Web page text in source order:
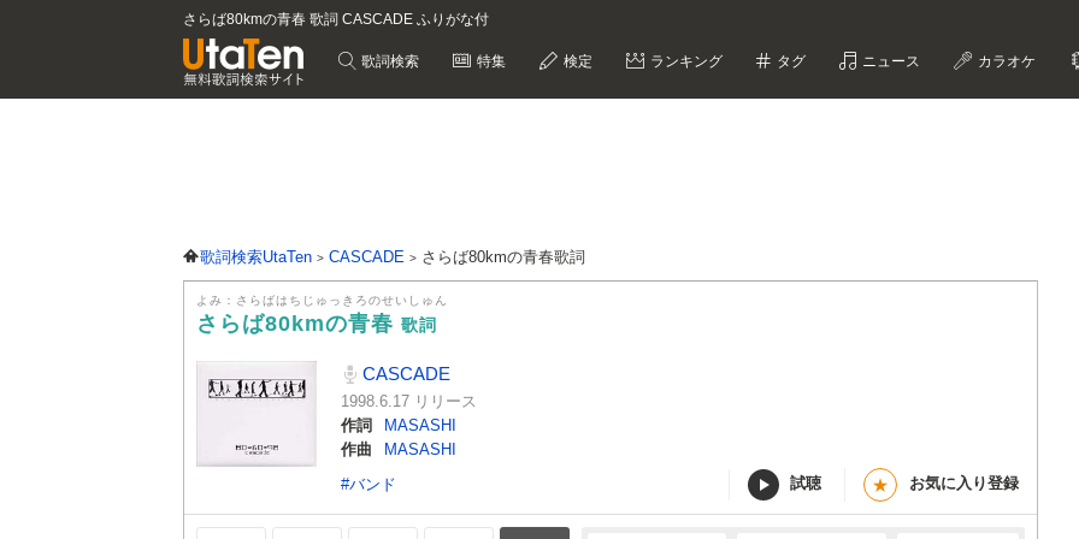
さらば80kmの青春 歌詞 CASCADE ふりがな付
歌詞検索 特集 検定 ランキング タグ ニュース カラオケ
歌詞検索UtaTen CASCADE さらば80kmの青春歌詞
よみ：さらばはちじゅっきろのせいしゅん
さらば80kmの青春 歌詞
CASCADE
1998.6.17 リリース
作詞
MASASHI
作曲
MASASHI
#バンド
試聴 ★ お気に入り登録